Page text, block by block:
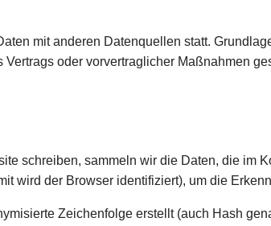
mit anderen Datenquellen statt.
oder vorvertraglicher Maßnahmen
schreiben, sammeln wir die Daten, die im
wird der Browser identifiziert), um die
Zeichenfolge erstellt (auch Hash